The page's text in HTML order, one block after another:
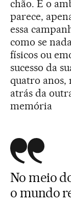
chão. É o
parece,
essa
como se
físicos ou
sucesso da
quatro anos,
atrás da
memória
No meio
o mundo